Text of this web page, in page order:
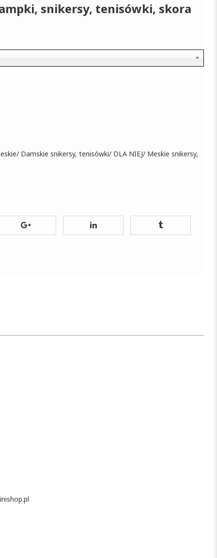
snikersy, tenisówki, skora
/ Damskie snikersy, tenisówki/ DLA NIEJ/ Meskie snikersy,